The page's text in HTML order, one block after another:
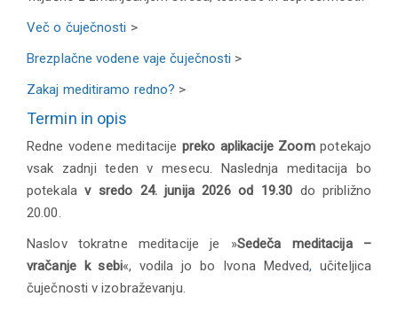
Več o čuječnosti >
Brezplačne vodene vaje čuječnosti >
Zakaj meditiramo redno? >
Termin in opis
Redne vodene meditacije preko aplikacije Zoompotekajo
vsak zadnji teden v mesecu. Naslednja meditacija bo
potekalav sredo 24. junija 2026 od 19.30 do približno
20.00.
Naslov tokratne meditacije je »Sedeča meditacija –
vračanje k sebi«, vodila jo bo Ivona Medved, učiteljica
čuječnosti v izobraževanju.